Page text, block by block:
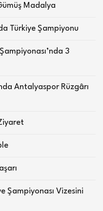
Madalya
Türkiye Şampiyonu
3
Antalyaspor Rüzgârı
Şampiyonası Vizesini